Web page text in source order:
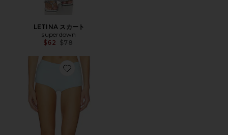
LETINA スカート
superdown
$62 Previous price:
$78
Favorite MINA ビキニボトム